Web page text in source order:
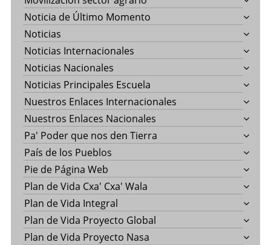
Noticia de Último Momento
Noticias
Noticias Internacionales
Noticias Nacionales
Noticias Principales Escuela
Nuestros Enlaces Internacionales
Nuestros Enlaces Nacionales
Pa' Poder que nos den Tierra
País de los Pueblos
Pie de Página Web
Plan de Vida Cxa' Cxa' Wala
Plan de Vida Integral
Plan de Vida Proyecto Global
Plan de Vida Proyecto Nasa